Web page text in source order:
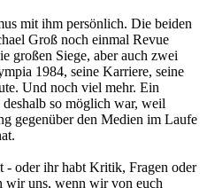
mit ihm persönlich. Die beiden
Groß noch einmal Revue
großen Siege, aber auch zwei
1984, seine Karriere, seine
Und noch viel mehr. Ein
deshalb so möglich war, weil
gegenüber den Medien im Laufe
- oder ihr habt Kritik, Fragen oder
wir uns, wenn wir von euch